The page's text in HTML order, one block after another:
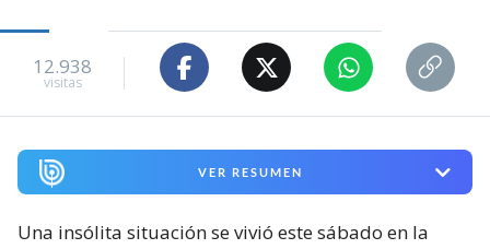
12.938
visitas
VER RESUMEN
Una insólita situación se vivió este sábado en la